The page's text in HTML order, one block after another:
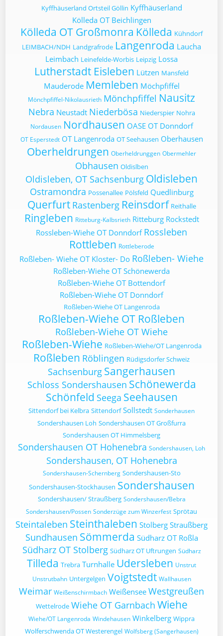
Kyffhäuserland Ortsteil Göllin Kyffhäuserland
Kölleda OT Beichlingen
Kölleda OT Großmonra Kölleda Kühndorf
LEIMBACH/NDH Landgrafrode Langenroda Laucha
Leimbach Leinefelde-Worbis Leipzig Lossa
Lutherstadt Eisleben Lützen Mansfeld
Mauderode Memleben Möchpfiffel
Mönchpfiffel-Nikolausrieth Mönchpfiffel Nausitz
Nebra Neustadt Niederbösa Niederspier Nohra
Nordausen Nordhausen OASE OT Donndorf
OT Esperstedt OT Langenroda OT Seehausen Oberhausen
Oberheldrungen Oberheldrunggen Obermehler
Obhausen Oldislben
Oldisleben, OT Sachsenburg Oldisleben
Ostramondra Possenallee Pölsfeld Quedlinburg
Querfurt Rastenberg Reinsdorf Reithalle
Ringleben Ritteburg-Kalbsrieth Ritteburg Rockstedt
Rossleben-Wiehe OT Donndorf Rossleben
Rottleben Rottleberode
Roßleben- Wiehe OT Kloster- Do Roßleben- Wiehe
Roßleben-Wiehe OT Schönewerda
Roßleben-Wiehe OT Bottendorf
Roßleben-Wiehe OT Donndorf
Roßleben-Wiehe OT Langenroda
Roßleben-Wiehe OT Roßleben
Roßleben-Wiehe OT Wiehe
Roßleben-Wiehe Roßleben-Wiehe/OT Langenroda
Roßleben Röblingen Rüdigsdorfer Schweiz
Sachsenburg Sangerhausen
Schloss Sondershausen Schönewerda
Schönfeld Seega Seehausen
Sittendorf bei Kelbra Sittendorf Sollstedt Sonderhausen
Sondershausen Loh Sondershausen OT Großfurra
Sondershausen OT Himmelsberg
Sondershausen OT Hohenebra Sondershausen, Loh
Sondershausen, OT Hohenebra
Sondershausen-Schernberg Sondershausen-Sto
Sondershausen-Stockhausen Sondershausen
Sondershausen/ Straußberg Sondershausen/Bebra
Sondershausen/Possen Sonderzüge zum Winzerfest Sprötau
Steintaleben Steinthaleben Stolberg Straußberg
Sundhausen Sömmerda Südharz OT Roßla
Südharz OT Stolberg Südharz OT Uftrungen Südharz
Tilleda Trebra Turnhalle Udersleben Unstrut
Unstrutbahn Untergelgen Voigtstedt Wallhausen
Weimar Weißenschirmbach Weißensee Westgreußen
Wettelrode Wiehe OT Garnbach Wiehe
Wiehe/OT Langenroda Windehausen Winkelberg Wippra
Wolferschwenda OT Westerengel Wolfsberg (Sangerhausen)